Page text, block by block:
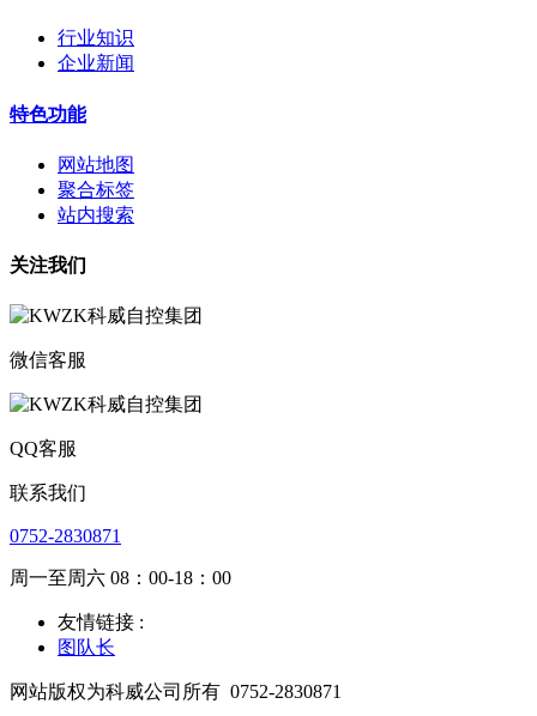
行业知识
企业新闻
特色功能
网站地图
聚合标签
站内搜索
关注我们
微信客服
QQ客服
联系我们
0752-2830871
周一至周六 08：00-18：00
友情链接 :
图队长
网站版权为科威公司所有 0752-2830871